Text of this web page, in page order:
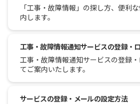
「工事・故障情報」の探し方、便利
内します。
工事・故障情報通知サービスの登録・
工事・故障情報通知サービスの登録
てご案内いたします。
サービスの登録・メールの設定方法